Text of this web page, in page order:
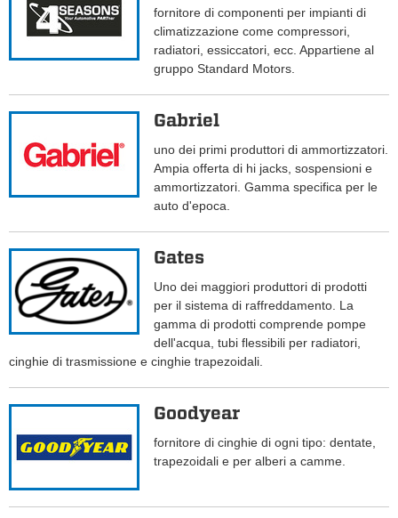
fornitore di componenti per impianti di
climatizzazione come compressori,
radiatori, essiccatori, ecc. Appartiene al
gruppo Standard Motors.
Gabriel
uno dei primi produttori di ammortizzatori.
Ampia offerta di hi jacks, sospensioni e
ammortizzatori. Gamma specifica per le
auto d'epoca.
Gates
Uno dei maggiori produttori di prodotti
per il sistema di raffreddamento. La
gamma di prodotti comprende pompe
dell'acqua, tubi flessibili per radiatori,
cinghie di trasmissione e cinghie trapezoidali.
Goodyear
fornitore di cinghie di ogni tipo: dentate,
trapezoidali e per alberi a camme.